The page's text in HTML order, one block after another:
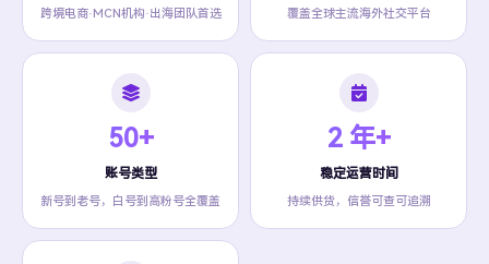
跨境电商·MCN机构·出海团队首选 覆盖全球主流海外社交平台
50+
账号类型
新号到老号，白号到高粉号全覆盖
2 年+
稳定运营时间
持续供货，信誉可查可追溯